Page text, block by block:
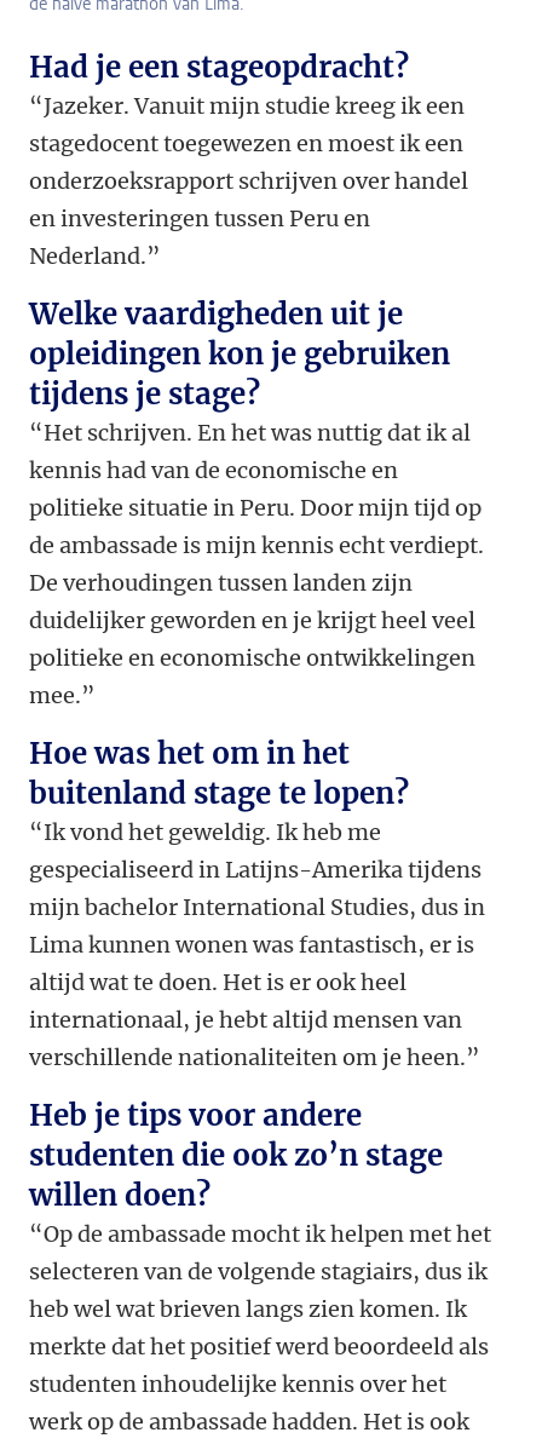
Had je een stageopdracht?
“Jazeker. Vanuit mijn studie kreeg ik een
stagedocent toegewezen en moest ik een
onderzoeksrapport schrijven over handel
en investeringen tussen Peru en
Nederland.”
Welke vaardigheden uit je
opleidingen kon je gebruiken
tijdens je stage?
“Het schrijven. En het was nuttig dat ik al
kennis had van de economische en
politieke situatie in Peru. Door mijn tijd op
de ambassade is mijn kennis echt verdiept.
De verhoudingen tussen landen zijn
duidelijker geworden en je krijgt heel veel
politieke en economische ontwikkelingen
mee.”
Hoe was het om in het
buitenland stage te lopen?
“Ik vond het geweldig. Ik heb me
gespecialiseerd in Latijns-Amerika tijdens
mijn bachelor International Studies, dus in
Lima kunnen wonen was fantastisch, er is
altijd wat te doen. Het is er ook heel
internationaal, je hebt altijd mensen van
verschillende nationaliteiten om je heen.”
Heb je tips voor andere
studenten die ook zo’n stage
willen doen?
“Op de ambassade mocht ik helpen met het
selecteren van de volgende stagiairs, dus ik
heb wel wat brieven langs zien komen. Ik
merkte dat het positief werd beoordeeld als
studenten inhoudelijke kennis over het
werk op de ambassade hadden. Het is ook